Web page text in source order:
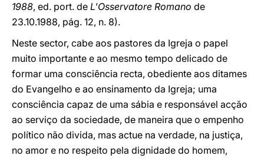
1988, ed. port. de L'Osservatore Romano de
23.10.1988, pág. 12, n. 8).
Neste sector, cabe aos pastores da Igreja o papel
muito importante e ao mesmo tempo delicado de
formar uma consciência recta, obediente aos ditames
do Evangelho e ao ensinamento da Igreja; uma
consciência capaz de uma sábia e responsável acção
ao serviço da sociedade, de maneira que o empenho
político não divida, mas actue na verdade, na justiça,
no amor e no respeito pela dignidade do homem,